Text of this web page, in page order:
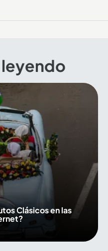
Clásicos en las